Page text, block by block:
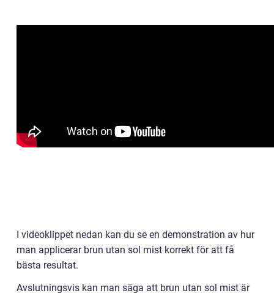
I videoklippet nedan kan du se en demonstration av hur
man applicerar brun utan sol mist korrekt för att få
bästa resultat.
Avslutningsvis kan man säga att brun utan sol mist är